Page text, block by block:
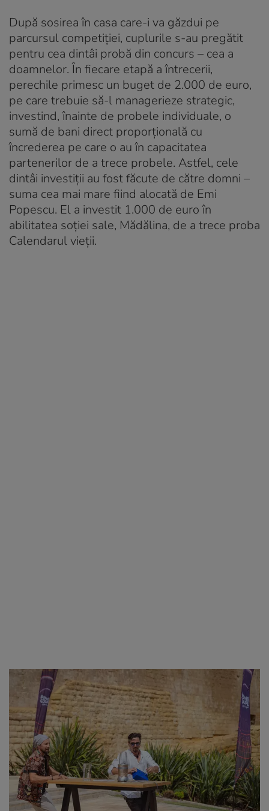
După sosirea în casa care-i va găzdui pe
parcursul competiției, cuplurile s-au pregătit
pentru cea dintâi probă din concurs – cea a
doamnelor. În fiecare etapă a întrecerii,
perechile primesc un buget de 2.000 de euro,
pe care trebuie să-l managerieze strategic,
investind, înainte de probele individuale, o
sumă de bani direct proporțională cu
încrederea pe care o au în capacitatea
partenerilor de a trece probele. Astfel, cele
dintâi investiții au fost făcute de către domni –
suma cea mai mare fiind alocată de Emi
Popescu. El a investit 1.000 de euro în
abilitatea soției sale, Mădălina, de a trece proba
Calendarul vieții.